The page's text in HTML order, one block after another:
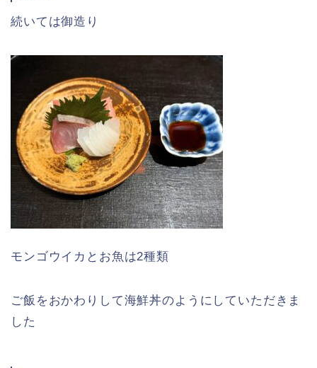
続いては御造り
モンゴウイカと お魚は2種類
ご飯をおかわりして海鮮丼のようにしていただきま
した